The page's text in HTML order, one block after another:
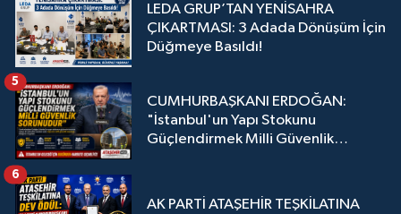
LEDA GRUP’TAN YENİSAHRA
ÇIKARTMASI: 3 Adada Dönüşüm İçin
Düğmeye Basıldı!
CUMHURBAŞKANI ERDOĞAN:
"İstanbul'un Yapı Stokunu
Güçlendirmek Milli Güvenlik
5
AK PARTİ ATAŞEHİR TEŞKİLATINA
6